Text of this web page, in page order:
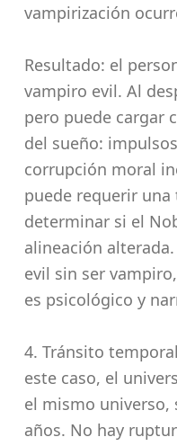
vampirización
Resultado: el
vampiro evil. Al
pero puede cargar
del sueño:
corrupción moral
puede requerir
determinar si el
alineación
evil sin ser
es psicológico y
4. Tránsito
este caso, el
el mismo universo,
años. No hay